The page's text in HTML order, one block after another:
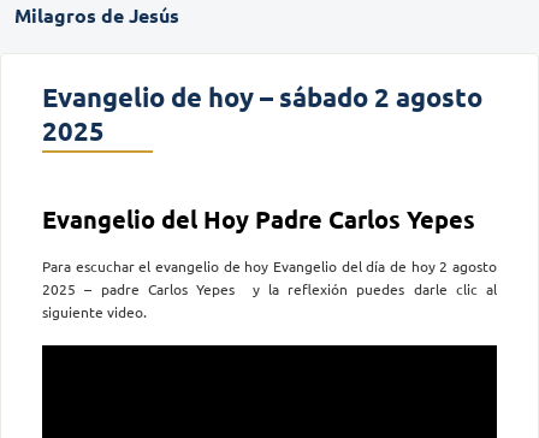
Milagros de Jesús
Evangelio de hoy – sábado 2 agosto
2025
Evangelio del Hoy Padre Carlos Yepes
Para escuchar el evangelio de hoy Evangelio del día de hoy 2 agosto
2025 – padre Carlos Yepes y la reflexión puedes darle clic al
siguiente video.